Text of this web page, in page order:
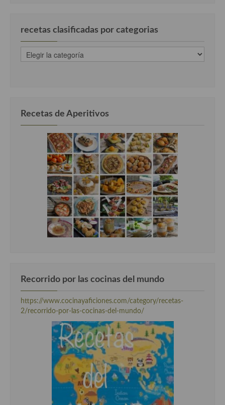
recetas clasificadas por categorias
recetas
clasificadas
Recetas de Aperitivos
Recorrido por las cocinas del mundo
https://www.cocinayaficiones.com/category/recetas-
2/recorrido-por-las-cocinas-del-mundo/